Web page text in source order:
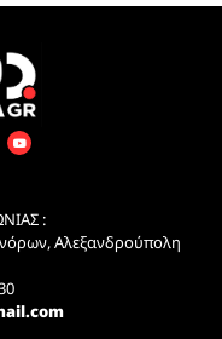
:
Αλεξανδρούπολη